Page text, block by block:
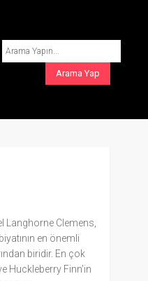
Langhorne Clemens,
en önemli
biridir. En çok
Huckleberry Finn’in